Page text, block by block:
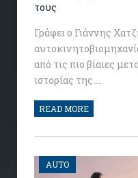
τους
Γράφει ο Γιάννης
από τις πιο βίαιες
ιστορίας της.…
READ MORE
AUTO